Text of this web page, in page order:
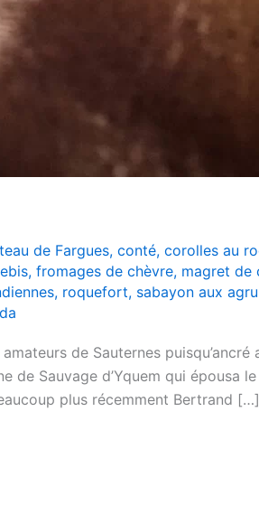
de Fargues, conté, corolles au
, fromages de chèvre, magret de
, roquefort, sabayon aux
de Sauternes puisqu’ancré
Sauvage d’Yquem qui épousa
plus récemment Bertrand […]